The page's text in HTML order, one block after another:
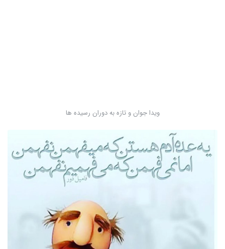
ویدا جوان و تازه به دوران رسیده ها